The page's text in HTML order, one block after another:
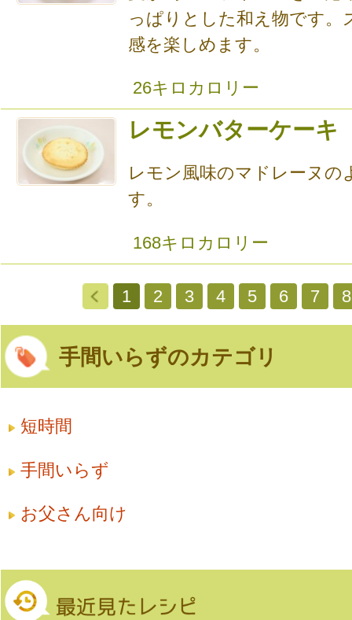
っぱりとした和え物です。
感を楽しめます。
26キロカロリー
レモンバターケーキ
レモン風味のマドレーヌの
す。
168キロカロリー
1 2 3 4 5 6 7 8
手間いらずのカテゴリ
短時間
手間いらず
お父さん向け